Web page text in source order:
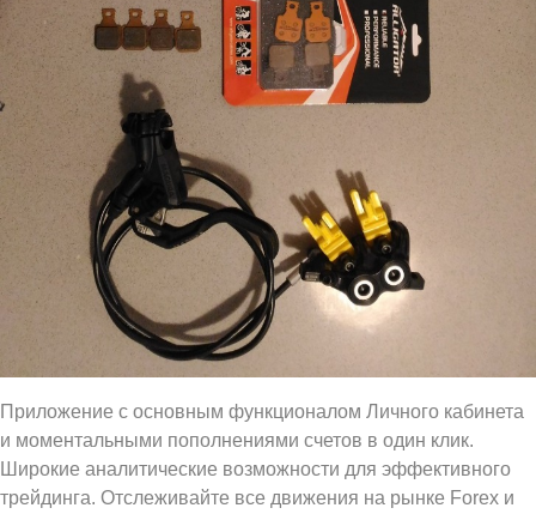
Приложение с основным функционалом Личного кабинета
и моментальными пополнениями счетов в один клик.
Широкие аналитические возможности для эффективного
трейдинга. Отслеживайте все движения на рынке Forex и